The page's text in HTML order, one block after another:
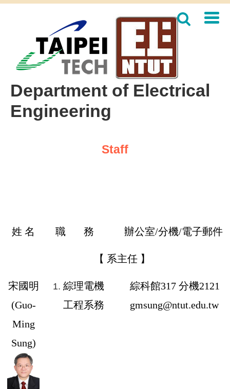
block
Department of Electrical
Engineering
Staff
姓 名 職 務 辦公室/分機/電子郵件
【 系主任 】
宋國明
(Guo-
Ming
Sung)
綜理電機
工程系務
綜科館317 分機2121
gmsung@ntut.edu.tw